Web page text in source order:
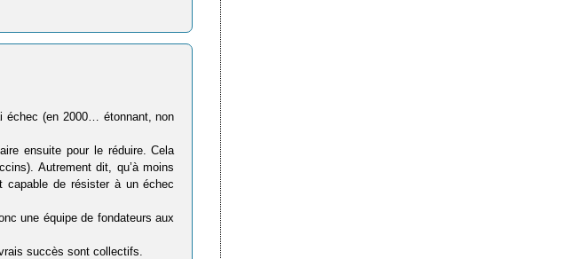
échec (en 2000… étonnant, non
ensuite pour le réduire. Cela
Autrement dit, qu’à moins
capable de résister à un échec
une équipe de fondateurs aux
succès sont collectifs.